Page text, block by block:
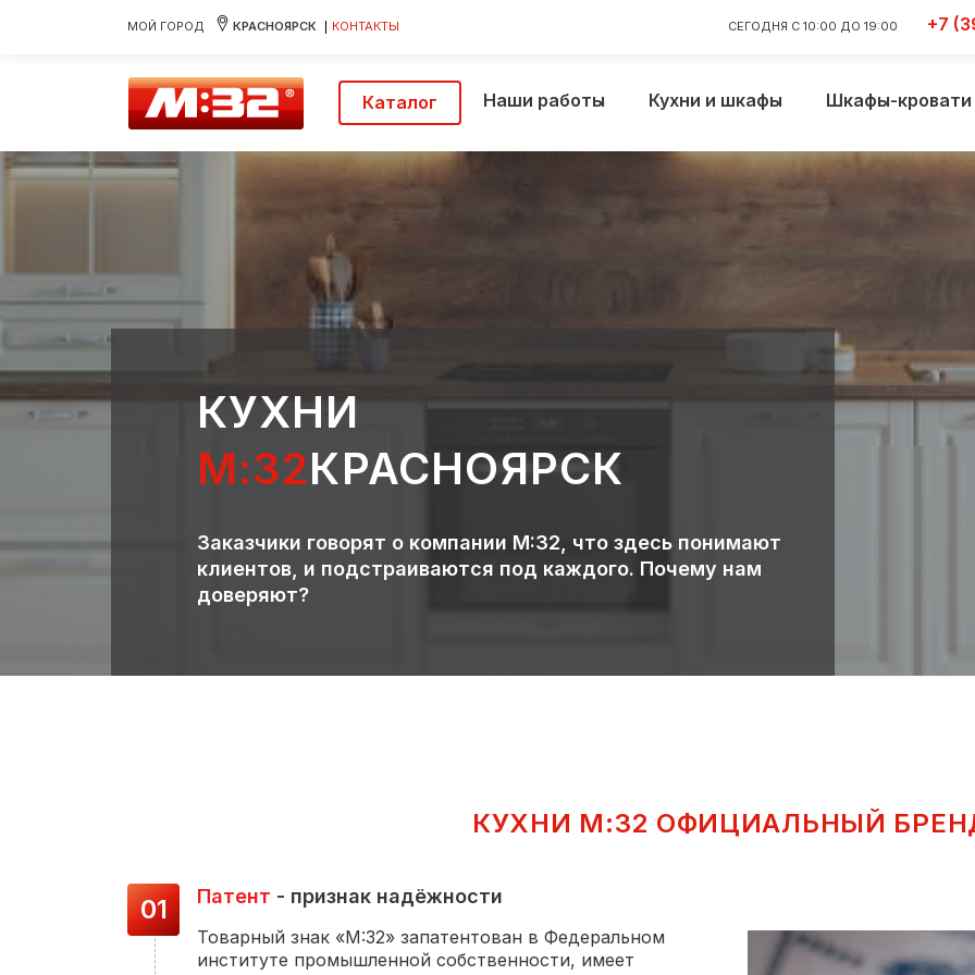
МОЙ ГОРОД КРАСНОЯРСК КОНТАКТЫ СЕГОДНЯ С 10:00 ДО 19:00 +7
Каталог Наши работы Кухни и шкафы Шкафы-кровати
КУХНИ
М:32КРАСНОЯРСК
Заказчики говорят о компании М:32, что здесь понимают
клиентов, и подстраиваются под каждого. Почему нам
доверяют?
КУХНИ М:32 ОФИЦИАЛЬНЫЙ
01 Патент - признак надёжности
Товарный знак «М:32» запатентован в Федеральном
институте промышленной собственности, имеет